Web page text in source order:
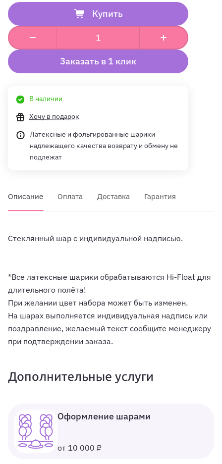
Купить
Заказать в 1 клик
В наличии
Хочу в подарок
Латексные и фольгированные шарики
надлежащего качества возврату и обмену не
подлежат
Описание Оплата Доставка Гарантия
Стеклянный шар с индивидуальной надписью.
*Все латексные шарики обрабатываются Hi-Float для
длительного полёта!
При желании цвет набора может быть изменен.
На шарах выполняется индивидуальная надпись или
поздравление, желаемый текст сообщите менеджеру
при подтверждении заказа.
Дополнительные услуги
Оформление шарами
от 10 000 ₽